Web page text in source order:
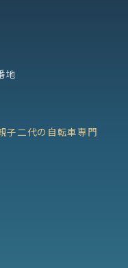
地
二代の自転車専門